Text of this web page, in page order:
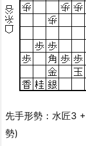
先手形勢：水匠3
勢)